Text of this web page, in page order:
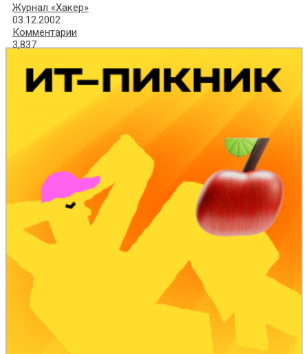
Журнал «Хакер»
03.12.2002
Комментарии
3,837